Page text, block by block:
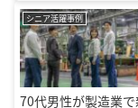
シニア活躍事例
70代男性が製造業で